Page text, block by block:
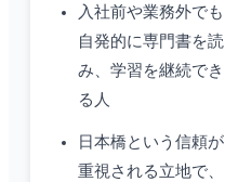
入社前や業務外でも
自発的に専門書を読
み、学習を継続でき
る人
日本橋という信頼が
重視される立地で、